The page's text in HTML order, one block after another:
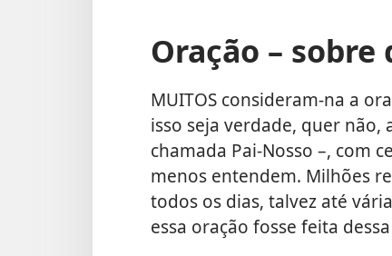
Oração – sobre
MUITOS consideram-na a
isso seja verdade, quer não,
chamada Pai-Nosso –, com
menos entendem. Milhões
todos os dias, talvez até
essa oração fosse feita